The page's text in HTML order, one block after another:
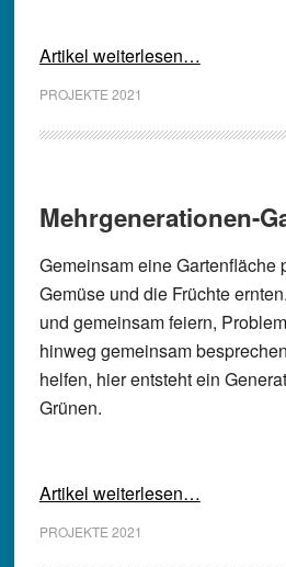
Artikel weiterlesen…
PROJEKTE 2021
Mehrgenerationen-
Gemeinsam eine Gartenfläche
Gemüse und die Früchte
und gemeinsam feiern,
hinweg gemeinsam
helfen, hier entsteht ein
Grünen.
Artikel weiterlesen…
PROJEKTE 2021